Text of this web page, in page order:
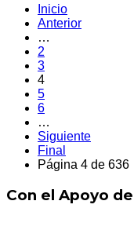
Inicio
Anterior
…
2
3
4
5
6
…
Siguiente
Final
Página 4 de 636
Con el Apoyo